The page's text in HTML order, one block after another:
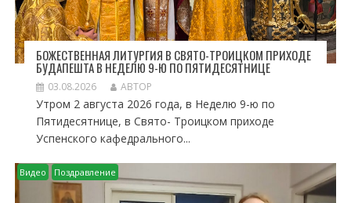
БОЖЕСТВЕННАЯ ЛИТУРГИЯ В СВЯТО-ТРОИЦКОМ ПРИХОДЕ
БУДАПЕШТА В НЕДЕЛЮ 9-Ю ПО ПЯТИДЕСЯТНИЦЕ
03.08.2026 АВТОР
Утром 2 августа 2026 года, в Неделю 9-ю по
Пятидесятнице, в Свято- Троицком приходе
Успенского кафедрального...
Видео Поздравление